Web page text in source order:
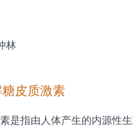
林
皮质激素
是指由人体产生的内源性